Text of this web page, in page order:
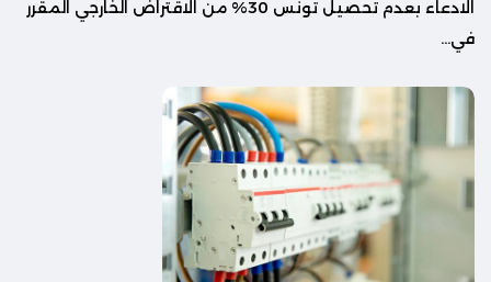
الادعاء بعدم تحصيل تونس 30% من الاقتراض الخارجي المقرر
في...